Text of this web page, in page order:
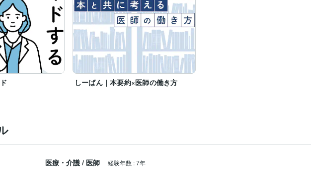
しーばん｜本要約×医師の働き方
医療・介護 / 医師 経験年数 :7年